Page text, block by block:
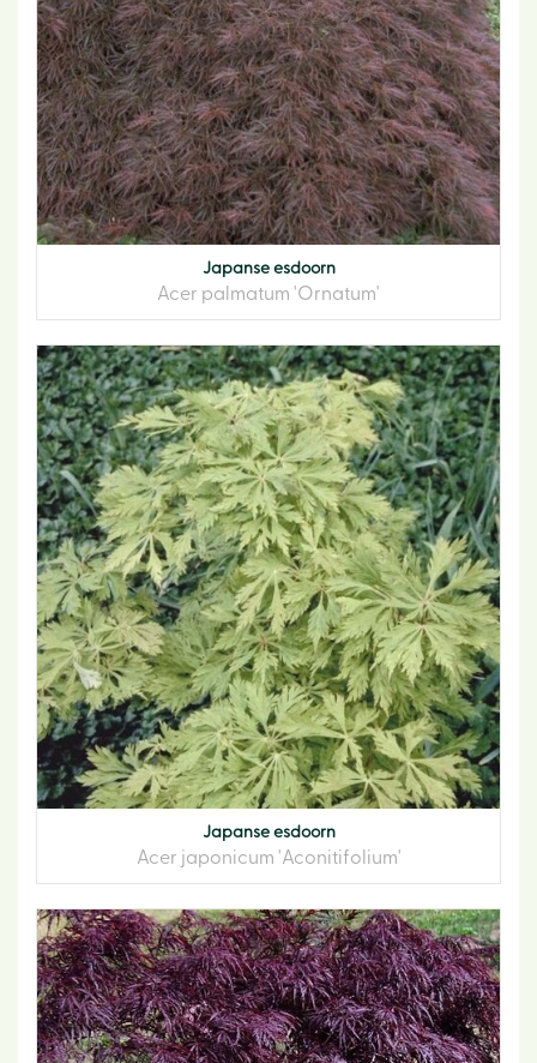
Japanse esdoorn
Acer palmatum 'Ornatum'
Japanse esdoorn
Acer japonicum 'Aconitifolium'